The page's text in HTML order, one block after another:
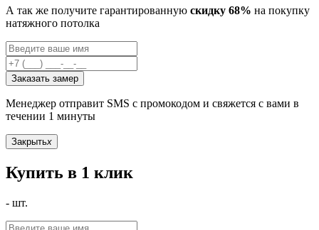
А так же получите гарантированную скидку 68% на покупку
натяжного потолка
Заказать замер
Менеджер отправит SMS с промокодом и свяжется с вами в
течении 1 минуты
Закрытьx
Купить в 1 клик
- шт.